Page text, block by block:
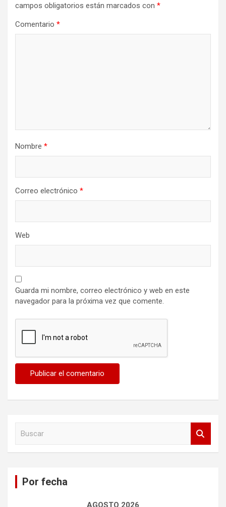
campos obligatorios están marcados con *
Comentario *
Nombre *
Correo electrónico *
Web
Guarda mi nombre, correo electrónico y web en este
navegador para la próxima vez que comente.
Por fecha
AGOSTO 2026